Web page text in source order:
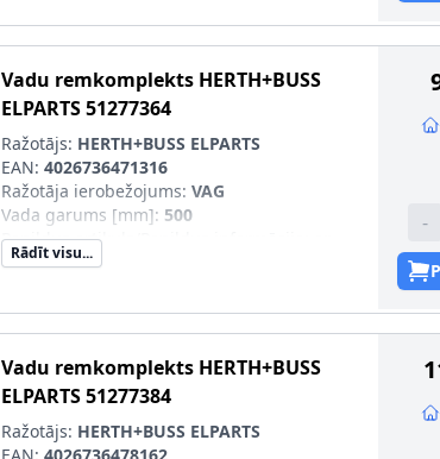
Vadu remkomplekts HERTH+BUSS
ELPARTS51277364
Ražotājs: HERTH+BUSS ELPARTS
EAN: 4026736471316
Ražotāja ierobežojums: VAG
Vada garums [mm]: 500
Papildus artikuls/Papildus informācija
kontaktligzdas korpusu, ar blīvēm
Papildu artikuls/Papildu info 2:ar vadu
SVHC:Nesatur SVHC vielas!
Spraudņa korpusa veids
: Kontaktligzdas
korpuss
Kontaktu pārklājums:
Temperatūras diapazons no [°C]
Temperatūras diapazons līdz [°C]
Rādīt visu...
-
Vadu remkomplekts HERTH+BUSS
ELPARTS51277384
Ražotājs: HERTH+BUSS ELPARTS